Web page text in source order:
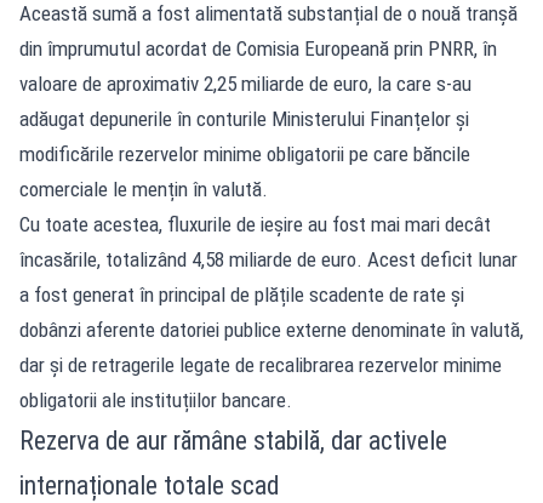
Această sumă a fost alimentată substanțial de o nouă tranșă
din împrumutul acordat de Comisia Europeană prin PNRR, în
valoare de aproximativ 2,25 miliarde de euro, la care s-au
adăugat depunerile în conturile Ministerului Finanțelor și
modificările rezervelor minime obligatorii pe care băncile
comerciale le mențin în valută.
Cu toate acestea, fluxurile de ieșire au fost mai mari decât
încasările, totalizând 4,58 miliarde de euro. Acest deficit lunar
a fost generat în principal de plățile scadente de rate și
dobânzi aferente datoriei publice externe denominate în valută,
dar și de retragerile legate de recalibrarea rezervelor minime
obligatorii ale instituțiilor bancare.
Rezerva de aur rămâne stabilă, dar activele
internaționale totale scad